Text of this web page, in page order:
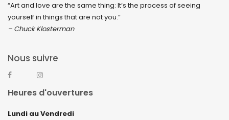
“Art and love are the same thing: It’s the process of seeing
yourself in things that are not you.”
– Chuck Klosterman
Nous suivre
Heures d'ouvertures
Lundi au Vendredi